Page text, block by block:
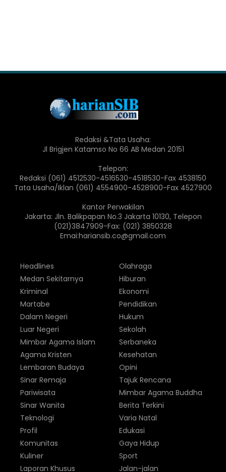
Redaksi &Tata Usaha:
Jl Brigjen Katamso No 66 AB Medan 20151
Telepon:
Redaksi (061) 4512530-4516530-4518530-Fax 4538150
Tata Usaha/Iklan (061) 4554900-4528900-Fax 4527900
Kantor Perwakilan
Jakarta: Jln. Balikpapan No.3 Jakarta 10130, Telepon
(021)3847909-Fax: (021) 3850328
Emai:hariansib.co@gmail.com
Headlines
Medan Sekitarnya
Kriminal
Martabe
Dalam Negeri
Luar Negeri
Olahraga
Hiburan
Ekonomi
Pendidikan
Hukum
Sekolah
Mimbar Agama Islam
Agama Kristen
Lembaran Budaya
Sinar Remaja
Pariwisata
Sinar Wanita
Serbaneka
Kesehatan
Opini
Tajuk Rencana
Mimbar Agama Buddha
Berita Terkini
Teknologi
Profil
Komunitas
Kuliner
Laporan Khusus
Varia Natal
Edukasi
Gaya Hidup
Sport
Jalan-jalan